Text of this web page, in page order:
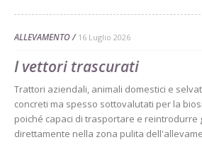
ALLEVAMENTO 16 Luglio 2026
I vettori trascurati
Trattori aziendali, animali domestici e
concreti ma spesso sottovalutati per la
poiché capaci di trasportare e reintrodurre
direttamente nella zona pulita